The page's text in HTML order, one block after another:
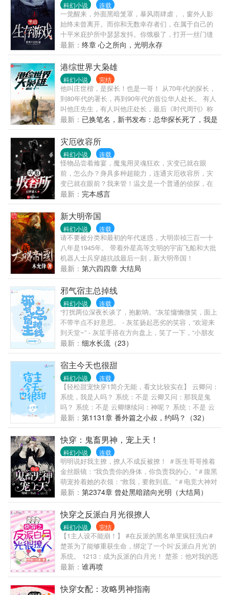
科幻小说 连载
一觉醒来，外面黑暗笼罩，暴风雨肆虐，，窗外人影
始终未曾离开。而你和无数幸存者们，在属于自己的
十平米庇护所中瑟瑟发抖。你饿极了，打开一丝门缝
向外凝望。【出门后淋雨感冒概率：100%】——感冒
不是病，它只是降低了你的免疫力，让你感染概率增
加，平时要多锻炼哟。【寻找到食物概率：80%】
——食物并不难找，毕竟游戏有什么坏心眼，怎么会
不给你吃的呢，剩下20%的概率是你有可能当场死在
外面。【碰见宝箱的概率：10%】——外面有好东
西？心动不如行动~又名《全球异界求生：我能看到概
率》
最新： 终章 心之所向，光明永存
港综世界大枭雄
科幻小说 完结
他叫庄世楷，是探长！也是一哥！ 从70年代的探长，
到80年代的署长，再到90年代的首位华人处长。 有人
叫他庄先生，有人叫他庄处长，最后《时代周刊》称
他为“跨越世纪的枭雄”。 ...... “叮，发布任务：击毙伍
世豪！”手腕上的大金劳泛起一抹闪光，又要开始搞事
了。 本书为电影世界题材，如有雷同，纯属故意碰
瓷。
最新： 已换笔名，新书发布：总华探长死了，我是
港警一哥！
灾厄收容所
科幻小说 连载
怪物品尝着飨宴，魔鬼用灵魂狂欢，灾变已就在眼
前，怎么办？身具多种超能力，连通灾厄收容所，灾
变已就在眼前？我来管！温文是一个普通的侦探，在
医院一觉醒来之后，发现自己连通了一个叫做灾厄收
容所的奇怪空间，而被关押在这空间中的怪物，能让
他拥有超越常识的能力，自此，他走上了四处抓捕怪
物的旅途……
最新： 完本感言
新大明帝国
科幻小说 连载
请不要被分类和最初的年代迷惑，大明崇祯三百一十
八年是1945年。 带着外星高等文明的宇宙飞船和大批
机器人士兵穿越抗战最后一刻，新大明帝国！
最新： 第六四四章 大结局
邪气宿主总掉线
科幻小说 连载
“打扰两位深夜长谈了，抱歉呐。”灰笙慵懒微笑，面上
不带半点不好意思。 - 灰笙扬起恶劣的笑容，“欢迎来
到天堂~” - 灰笙手搭在方向盘上，笑了一下，“小朋友
该让道了，不然车会压到你身上。” - 酷爱恶劣的灰笙
死了，死后与系统绑定，到各个世界消除不合格的气
运光环，誓要将耍帅进行到底。 然第一个位面就酸爽
掉马，被神子大人赖上，从此过上了惊险刺激的生
活。 “……”灰笙：“有差别吗？” 系统祁言：“……” 祁子
疏眸色幽深，将没有良心的某女堵在角落：“没有区
别？” 魅惑天成的姑娘笑吟吟挽住他的脖子，“你猜。”
—— 1介无能√位面新颖设计√女扮男装√前世今生√微
烧脑？有甜有虐？ 自行定义评论见，挑战脑洞不放松
～
最新： 细水长流（23）
宿主今天也很甜
科幻小说 连载
【轻松甜宠快穿1简介无能，看文比较实在】 云卿问：
系统，我是人吗？ 系统：不是 云卿又问：那我是鬼
吗？ 系统：不是 云卿继续问：神呢？ 系统：不是 云
卿不死心：仙或者魔呢？ 系统：都不是 …… 云卿苦
恼了：那我是个什么东西？ 某位卿当然是我的心我的
肝我的宝贝儿甜蜜饯啊！ 云卿：妈耶！系统快出来，
怎么又是这个人啊！ 某系统装死，我什么都不知道什
么都没看见……
最新： 第1131章 番外篇之小叔，约吗？（32）
快穿：鬼畜男神，宠上天！
科幻小说 连载
明明说好我主撩，撩人不成反被撩！ ＃医生哥哥推着
金丝眼镜：“我负责你的身体，你负责我的心。”＃腹黑
萌宠拎着她的衣领：“救我，要救到底。”＃电竞大神对
她勾唇一笑：“我可以宠你，宠上天。”＃ 系统茶白：
温暖他们，感化他们，攻略他们！上吧，瓷瓷！ 遇到
各路崩的不行的男神之后…… 怪·楚瓷·力：冷静，都
冷静！！
最新： 第2374章 曾处黑暗踏向光明（大结局）
快穿之反派白月光很撩人
科幻小说 完结
【1主人设不能崩！】 #在反派的黑名单里疯狂洗白#
楚茶为了能够重获生命，绑定了一个叫‘反派白月光’的
系统。 1213：成为反派的白月光！ 楚茶：他对我的恶
意值是满的？ 1213：这个反派不懂爱，你去教他！ 楚
茶：可是他想杀我？？ 反派微微勾唇，眸中晦暗一
片：你是在怕我吗？反抗也是没用的......
最新： 谁再喷
快穿女配：攻略男神指南